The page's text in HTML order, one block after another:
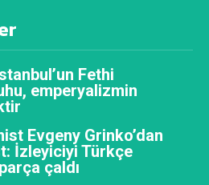
Fethi
emperyalizmin
Evgeny Grinko’dan
İzleyiciyi Türkçe
çaldı